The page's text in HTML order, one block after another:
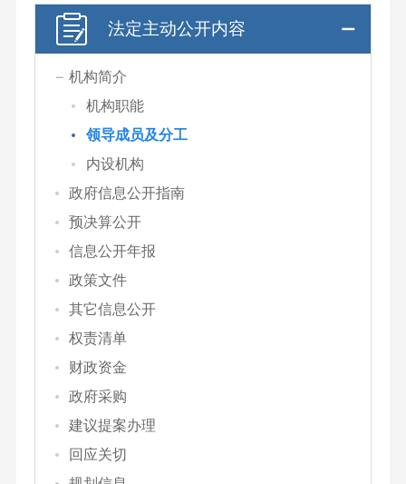
法定主动公开内容
机构简介
机构职能
领导成员及分工
内设机构
政府信息公开指南
预决算公开
信息公开年报
政策文件
其它信息公开
权责清单
财政资金
政府采购
建议提案办理
回应关切